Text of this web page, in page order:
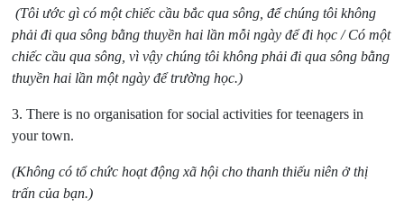
(Tôi ước gì có một chiếc cầu bắc qua sông, để chúng tôi không
phải đi qua sông bằng thuyền hai lần mỗi ngày để đi học / Có một
chiếc cầu qua sông, vì vậy chúng tôi không phải đi qua sông bằng
thuyền hai lần một ngày để trường học.)
3. There is no organisation for social activities for teenagers in
your town.
(Không có tổ chức hoạt động xã hội cho thanh thiếu niên ở thị
trấn của bạn.)